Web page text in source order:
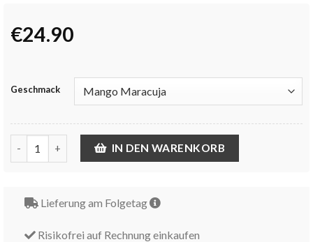
€24.90
Geschmack
Collagen Energy MengeIN DEN WARENKORB
Lieferung am Folgetag
Risikofrei auf Rechnung einkaufen